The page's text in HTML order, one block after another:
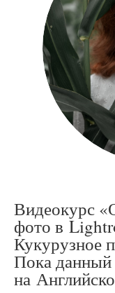
Видеокурс
фото в
Пока данный
на